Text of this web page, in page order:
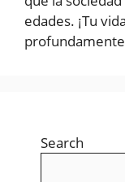
edades. ¡Tu
Search